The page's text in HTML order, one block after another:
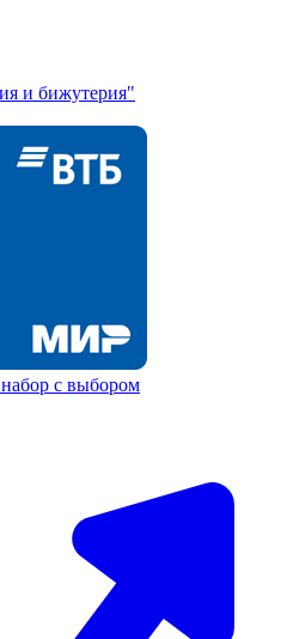
и бижутерия"
с выбором